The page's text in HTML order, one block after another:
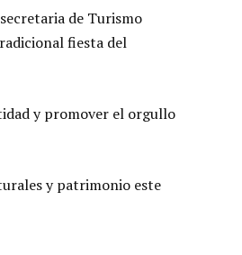
de Turismo
fiesta del
y promover el orgullo
y patrimonio este